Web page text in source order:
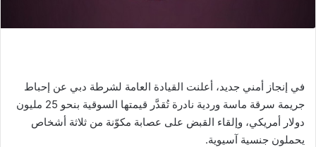
في إنجاز أمني جديد، أعلنت القيادة العامة لشرطة دبي عن إحباط
جريمة سرقة ماسة وردية نادرة تُقدَّر قيمتها السوقية بنحو 25 مليون
دولار أمريكي، وإلقاء القبض على عصابة مكوّنة من ثلاثة أشخاص
يحملون جنسية آسيوية.